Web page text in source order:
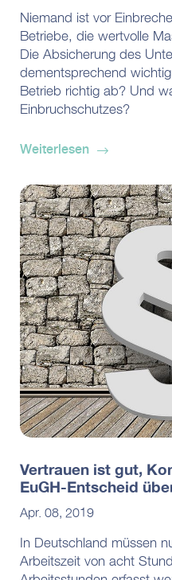
Niemand ist vor
Betriebe, die wertvolle
Die Absicherung des
dementsprechend
Betrieb richtig ab? Und
Einbruchschutzes?
Weiterlesen
Vertrauen ist gut,
EuGH-Entscheid
Apr. 08, 2019
In Deutschland müssen
Arbeitszeit von acht